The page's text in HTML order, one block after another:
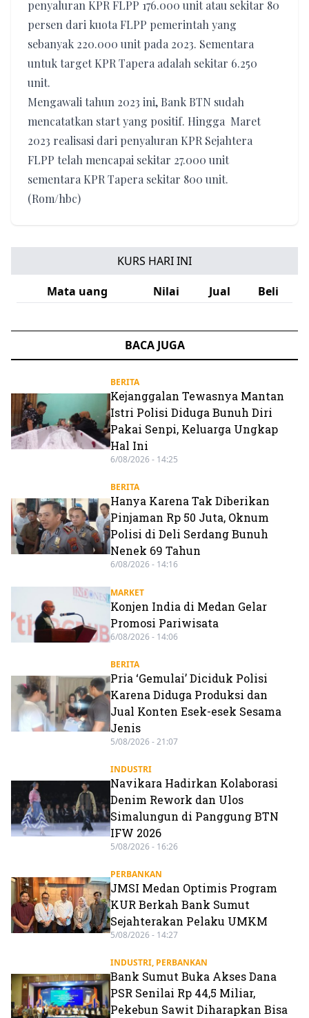
penyaluran KPR FLPP 176.000 unit atau sekitar 80
persen dari kuota FLPP pemerintah yang
sebanyak 220.000 unit pada 2023. Sementara
untuk target KPR Tapera adalah sekitar 6.250
unit.
Mengawali tahun 2023 ini, Bank BTN sudah
mencatatkan start yang positif. Hingga Maret
2023 realisasi dari penyaluran KPR Sejahtera
FLPP telah mencapai sekitar 27.000 unit
sementara KPR Tapera sekitar 800 unit.
(Rom/hbc)
KURS HARI INI
Mata uang
Nilai Jual Beli
BACA JUGA
BERITA
Kejanggalan Tewasnya Mantan
Istri Polisi Diduga Bunuh Diri
Pakai Senpi, Keluarga Ungkap
Hal Ini
6/08/2026 - 14:25
BERITA
Hanya Karena Tak Diberikan
Pinjaman Rp 50 Juta, Oknum
Polisi di Deli Serdang Bunuh
Nenek 69 Tahun
6/08/2026 - 14:16
MARKET
Konjen India di Medan Gelar
Promosi Pariwisata
6/08/2026 - 14:06
BERITA
Pria ‘Gemulai’ Diciduk Polisi
Karena Diduga Produksi dan
Jual Konten Esek-esek Sesama
Jenis
5/08/2026 - 21:07
INDUSTRI
Navikara Hadirkan Kolaborasi
Denim Rework dan Ulos
Simalungun di Panggung BTN
IFW 2026
5/08/2026 - 16:26
PERBANKAN
JMSI Medan Optimis Program
KUR Berkah Bank Sumut
Sejahterakan Pelaku UMKM
5/08/2026 - 14:27
INDUSTRI, PERBANKAN
Bank Sumut Buka Akses Dana
PSR Senilai Rp 44,5 Miliar,
Pekebun Sawit Diharapkan Bisa